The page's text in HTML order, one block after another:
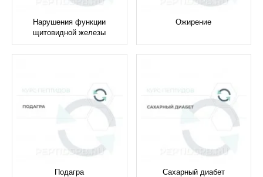
Нарушения функции
щитовидной железы
Ожирение
Подагра Сахарный диабет